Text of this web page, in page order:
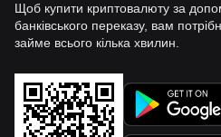
Щоб купити криптовалюту за
банківського переказу, вам
займе всього кілька хвилин.